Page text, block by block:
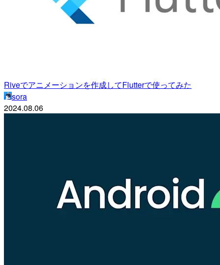
Riveでアニメーションを作成してFlutterで使ってみた
sora
2024.08.06